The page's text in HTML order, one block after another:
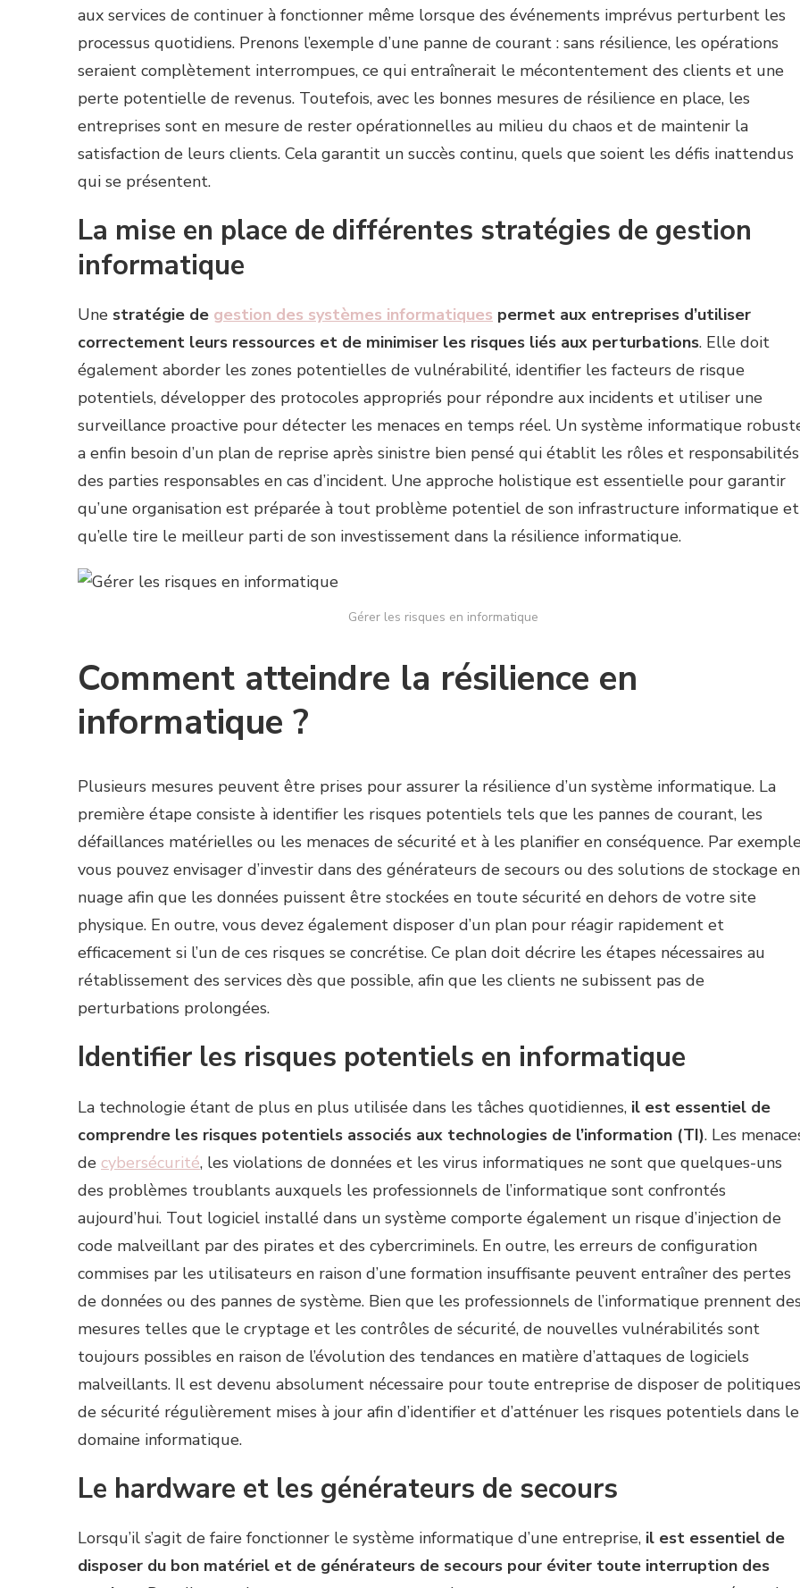
aux services de continuer à fonctionner même lorsque des événements imprévus perturbent les
processus quotidiens. Prenons l’exemple d’une panne de courant : sans résilience, les opérations
seraient complètement interrompues, ce qui entraînerait le mécontentement des clients et une
perte potentielle de revenus. Toutefois, avec les bonnes mesures de résilience en place, les
entreprises sont en mesure de rester opérationnelles au milieu du chaos et de maintenir la
satisfaction de leurs clients. Cela garantit un succès continu, quels que soient les défis inattendus
qui se présentent.
La mise en place de différentes stratégies de gestion
informatique
Une stratégie de gestion des systèmes informatiques permet aux entreprises d’utiliser
correctement leurs ressources et de minimiser les risques liés aux perturbations. Elle doit
également aborder les zones potentielles de vulnérabilité, identifier les facteurs de risque
potentiels, développer des protocoles appropriés pour répondre aux incidents et utiliser une
surveillance proactive pour détecter les menaces en temps réel. Un système informatique
a enfin besoin d’un plan de reprise après sinistre bien pensé qui établit les rôles et responsabilités
des parties responsables en cas d’incident. Une approche holistique est essentielle pour garantir
qu’une organisation est préparée à tout problème potentiel de son infrastructure informatique et
qu’elle tire le meilleur parti de son investissement dans la résilience informatique.
Gérer les risques en informatique
Comment atteindre la résilience en
informatique ?
Plusieurs mesures peuvent être prises pour assurer la résilience d’un système informatique. La
première étape consiste à identifier les risques potentiels tels que les pannes de courant, les
défaillances matérielles ou les menaces de sécurité et à les planifier en conséquence. Par
vous pouvez envisager d’investir dans des générateurs de secours ou des solutions de stockage en
nuage afin que les données puissent être stockées en toute sécurité en dehors de votre site
physique. En outre, vous devez également disposer d’un plan pour réagir rapidement et
efficacement si l’un de ces risques se concrétise. Ce plan doit décrire les étapes nécessaires au
rétablissement des services dès que possible, afin que les clients ne subissent pas de
perturbations prolongées.
Identifier les risques potentiels en informatique
La technologie étant de plus en plus utilisée dans les tâches quotidiennes, il est essentiel de
comprendre les risques potentiels associés aux technologies de l’information (TI). Les
de cybersécurité, les violations de données et les virus informatiques ne sont que quelques-uns
des problèmes troublants auxquels les professionnels de l’informatique sont confrontés
aujourd’hui. Tout logiciel installé dans un système comporte également un risque d’injection de
code malveillant par des pirates et des cybercriminels. En outre, les erreurs de configuration
commises par les utilisateurs en raison d’une formation insuffisante peuvent entraîner des pertes
de données ou des pannes de système. Bien que les professionnels de l’informatique prennent
mesures telles que le cryptage et les contrôles de sécurité, de nouvelles vulnérabilités sont
toujours possibles en raison de l’évolution des tendances en matière d’attaques de logiciels
malveillants. Il est devenu absolument nécessaire pour toute entreprise de disposer de politiques
de sécurité régulièrement mises à jour afin d’identifier et d’atténuer les risques potentiels dans le
domaine informatique.
Le hardware et les générateurs de secours
Lorsqu’il s’agit de faire fonctionner le système informatique d’une entreprise, il est essentiel de
disposer du bon matériel et de générateurs de secours pour éviter toute interruption des